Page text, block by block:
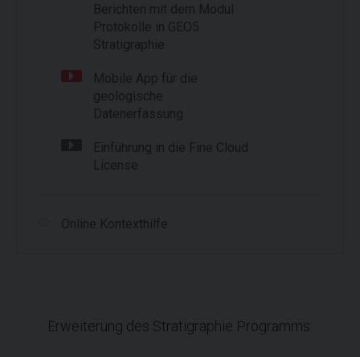
Berichten mit dem Modul
Protokolle in GEO5
Stratigraphie
Mobile App für die
geologische
Datenerfassung
Einführung in die Fine Cloud
License
Online Kontexthilfe
Erweiterung des Stratigraphie Programms: